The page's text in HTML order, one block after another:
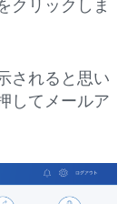
クリックしま
されると思い
してメールア